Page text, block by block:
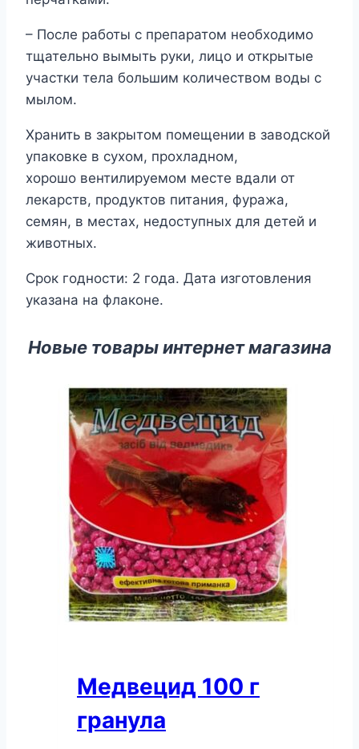
– После работы с препаратом необходимо
тщательно вымыть руки, лицо и открытые
участки тела большим количеством воды с
мылом.
Хранить в закрытом помещении в заводской
упаковке в сухом, прохладном,
хорошо вентилируемом месте вдали от
лекарств, продуктов питания, фуража,
семян, в местах, недоступных для детей и
животных.
Срок годности: 2 года. Дата изготовления
указана на флаконе.
Новые товары интернет магазина
Медвецид 100 г
гранула